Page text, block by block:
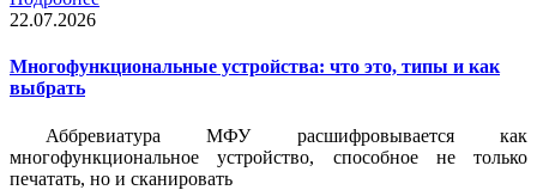
22.07.2026
Многофункциональные устройства: что это, типы и как
выбрать
Аббревиатура МФУ расшифровывается как
многофункциональное устройство, способное не только
печатать, но и сканировать